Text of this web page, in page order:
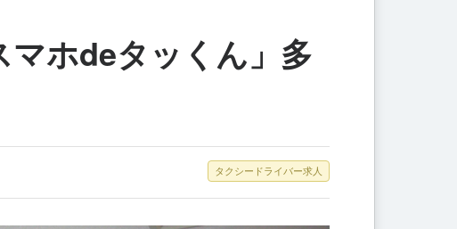
ホdeタッくん」多
タクシードライバー求人